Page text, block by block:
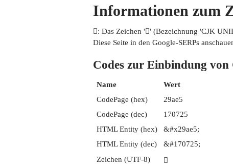
Informationen zum
𩫥: Das Zeichen '𩫥' (Bezeichnung 'CJK
Diese Seite in den Google-SERPs
Codes zur Einbindung
Name
Wert
CodePage (hex)
29ae5
CodePage (dec)
170725
HTML Entity (hex)
&#x29ae5;
HTML Entity (dec)
&#170725;
Zeichen (UTF-8)
𩫥